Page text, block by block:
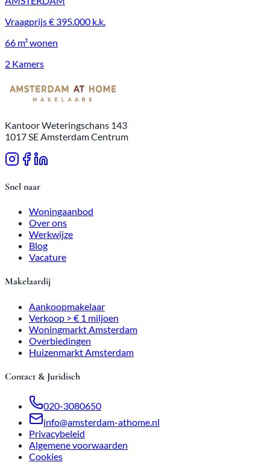
Vraagprijs€ 395.000 k.k.
66 m²wonen
2 Kamers
Kantoor Weteringschans 143
1017 SE Amsterdam Centrum
Snel naar
Woningaanbod
Over ons
Werkwijze
Blog
Vacature
Makelaardij
Aankoopmakelaar
Verkoop > € 1 miljoen
Woningmarkt Amsterdam
Overbiedingen
Huizenmarkt Amsterdam
Contact & Juridisch
020-3080650
info@amsterdam-athome.nl
Privacybeleid
Algemene voorwaarden
Cookies